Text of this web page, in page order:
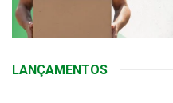
LANÇAMENTOS